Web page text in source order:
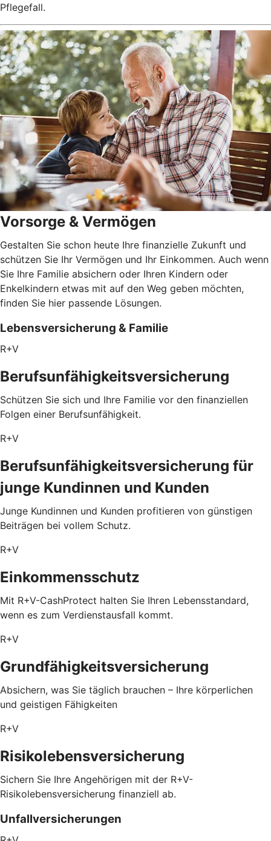
Pflegefall.
Vorsorge & Vermögen
Gestalten Sie schon heute Ihre finanzielle Zukunft und
schützen Sie Ihr Vermögen und Ihr Einkommen. Auch wenn
Sie Ihre Familie absichern oder Ihren Kindern oder
Enkelkindern etwas mit auf den Weg geben möchten,
finden Sie hier passende Lösungen.
Lebensversicherung & Familie
R+V
Berufsunfähigkeitsversicherung
Schützen Sie sich und Ihre Familie vor den finanziellen
Folgen einer Berufsunfähigkeit.
R+V
Berufsunfähigkeitsversicherung für
junge Kundinnen und Kunden
Junge Kundinnen und Kunden profitieren von günstigen
Beiträgen bei vollem Schutz.
R+V
Einkommensschutz
Mit R+V-CashProtect halten Sie Ihren Lebensstandard,
wenn es zum Verdienstausfall kommt.
R+V
Grundfähigkeitsversicherung
Absichern, was Sie täglich brauchen – Ihre körperlichen
und geistigen Fähigkeiten
R+V
Risikolebensversicherung
Sichern Sie Ihre Angehörigen mit der R+V-
Risikolebensversicherung finanziell ab.
Unfallversicherungen